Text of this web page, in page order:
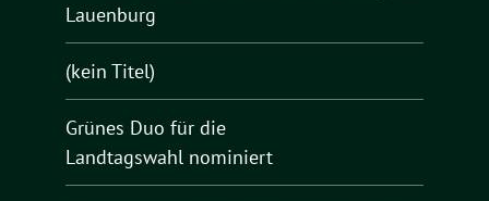
Lauenburg
(kein Titel)
Grünes Duo für die
Landtagswahl nominiert